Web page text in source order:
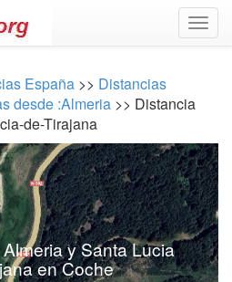
España >> Distancias
desde :Almeria >> Distancia
de-Tirajana
y Santa Lucia
en Coche